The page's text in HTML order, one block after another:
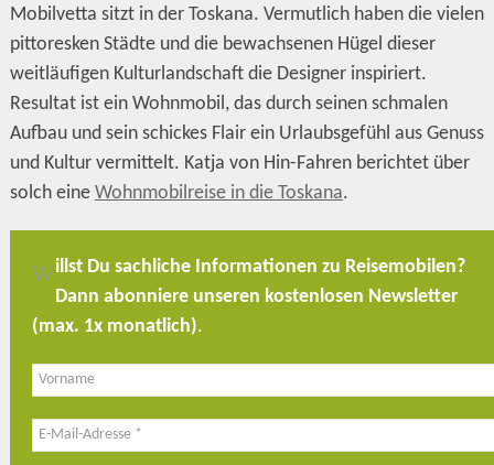
Mobilvetta sitzt in der Toskana. Vermutlich haben die vielen
pittoresken Städte und die bewachsenen Hügel dieser
weitläufigen Kulturlandschaft die Designer inspiriert.
Resultat ist ein Wohnmobil, das durch seinen schmalen
Aufbau und sein schickes Flair ein Urlaubsgefühl aus Genuss
und Kultur vermittelt. Katja von Hin-Fahren berichtet über
solch eine Wohnmobilreise in die Toskana.
Willst Du sachliche Informationen zu Reisemobilen?
Dann abonniere unseren kostenlosen Newsletter
(max. 1x monatlich).